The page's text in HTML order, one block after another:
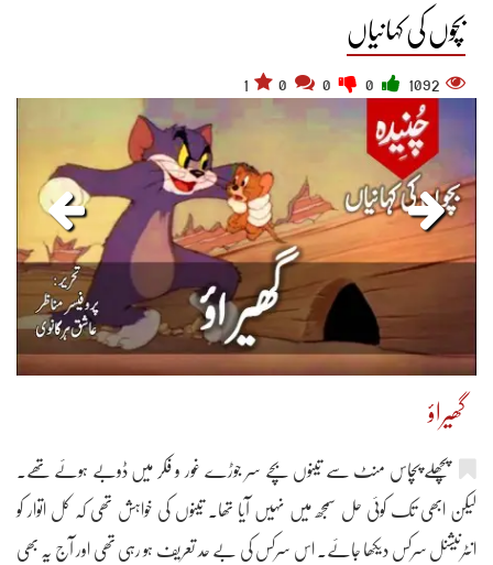
بچوں کی کہانیاں
1092
1
گھیراؤ
پچھلے پچاس منٹ سے تینوں بچے سر جوڑے غور و فکر میں ڈوبے ہوئے تھے۔
لیکن ابھی تک کوئی حل سمجھ میں نہیں آیا تھا۔ تینوں کی خواہش تھی کہ کل اتوار کو
انٹرنیشنل سرکس دیکھا جائے۔ اس سرکس کی بے حد تعریف ہو رہی تھی اور آج یہ بھی